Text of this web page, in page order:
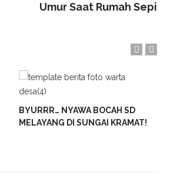
Umur Saat Rumah Sepi
BYURRR… NYAWA BOCAH SD
MELAYANG DI SUNGAI KRAMAT!